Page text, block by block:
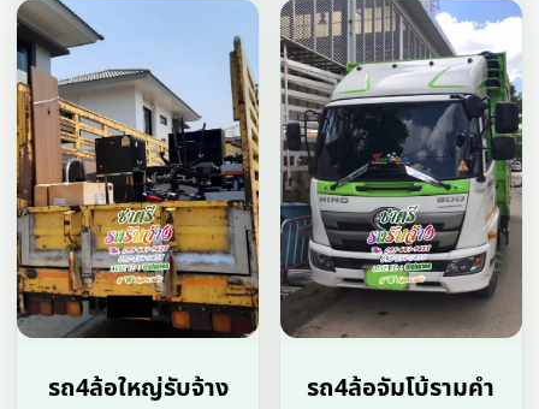
รถ4ล้อใหญ่รับจ้าง
รถ4ล้อจัมโบ้รามคํา